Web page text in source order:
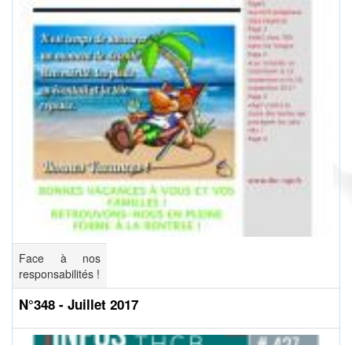
Face à nos
responsabilités !
N°348 - Juillet 2017